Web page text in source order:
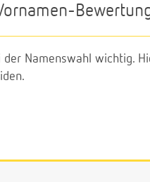
Namenswahl wichtig.